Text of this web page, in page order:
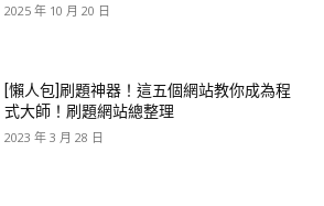
2025 年 10 月 20 日
[懶人包]刷題神器！這五個網站教你成為程
式大師！刷題網站總整理
2023 年 3 月 28 日